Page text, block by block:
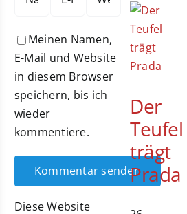
Meinen Namen,
E-Mail und Website
in diesem Browser
speichern, bis ich
wieder
kommentiere.
Diese Website
Der
Teufel
trägt
Prada